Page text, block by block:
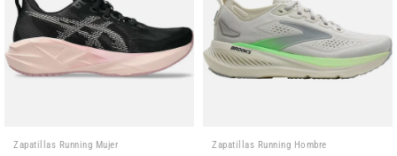
Zapatillas Running Mujer Zapatillas Running Hombre